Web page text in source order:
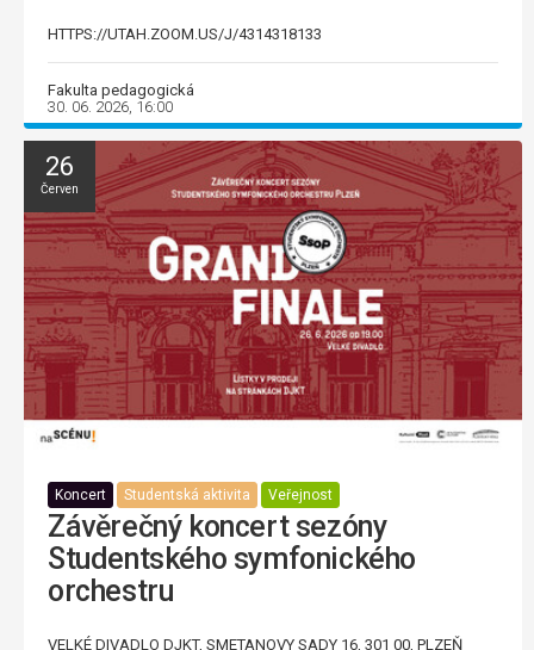
HTTPS://UTAH.ZOOM.US/J/4314318133
Fakulta pedagogická
30. 06. 2026, 16:00
26
Červen
Koncert Studentská aktivita Veřejnost
Závěrečný koncert sezóny
Studentského symfonického
orchestru
VELKÉ DIVADLO DJKT, SMETANOVY SADY 16, 301 00, PLZEŇ